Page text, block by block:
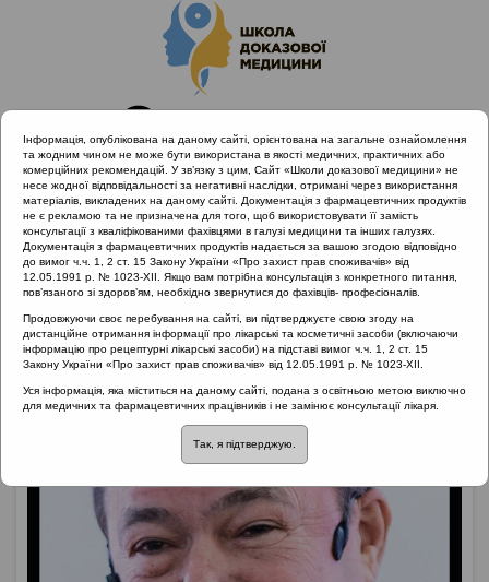
Головна Лектори Безшапочний Сергій Борисович
Інформація, опублікована на даному сайті, орієнтована на загальне ознайомлення
та жодним чином не може бути використана в якості медичних, практичних або
комерційних рекомендацій. У зв’язку з цим, Сайт «Школи доказової медицини» не
несе жодної відповідальності за негативні наслідки, отримані через використання
матеріалів, викладених на даному сайті. Документація з фармацевтичних продуктів
не є рекламою та не призначена для того, щоб використовувати її замість
консультації з кваліфікованими фахівцями в галузі медицини та інших галузях.
Документація з фармацевтичних продуктів надається за вашою згодою відповідно
до вимог ч.ч. 1, 2 ст. 15 Закону України «Про захист прав споживачів» від
12.05.1991 р. № 1023-XII. Якщо вам потрібна консультація з конкретного питання,
пов’язаного зі здоров’ям, необхідно звернутися до фахівців- професіоналів.
Продовжуючи своє перебування на сайті, ви підтверджуєте свою згоду на
дистанційне отримання інформації про лікарські та косметичні засоби (включаючи
інформацію про рецептурні лікарські засоби) на підставі вимог ч.ч. 1, 2 ст. 15
Закону України «Про захист прав споживачів» від 12.05.1991 р. № 1023-XII.
Уся інформація, яка міститься на даному сайті, подана з освітньою метою виключно
для медичних та фармацевтичних працівників і не замінює консультації лікаря.
Так, я підтверджую.